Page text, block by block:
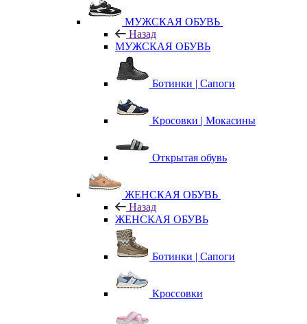
МУЖСКАЯ ОБУВЬ
Назад
МУЖСКАЯ ОБУВЬ
Ботинки | Сапоги
Кросовки | Мокасины
Открытая обувь
ЖЕНСКАЯ ОБУВЬ
Назад
ЖЕНСКАЯ ОБУВЬ
Ботинки | Сапоги
Кроссовки